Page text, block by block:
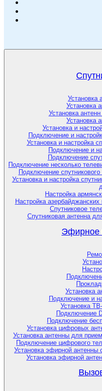
Установка
Установка
Установка
Установка
Установка и
Подключение и
Установка и настройка
Подключение и
Подключение
Подключение несколько
Подключение
Установка и настройка
Настройка
Настройка
Спутниковое
Спутниковая антенна
Эфирное
Установка
Подключение и
Установка
Подключение
Подключение
Установка цифровых
Установка антенны для
Подключение цифрового
Установка эфирной антенны
Установка эфирной